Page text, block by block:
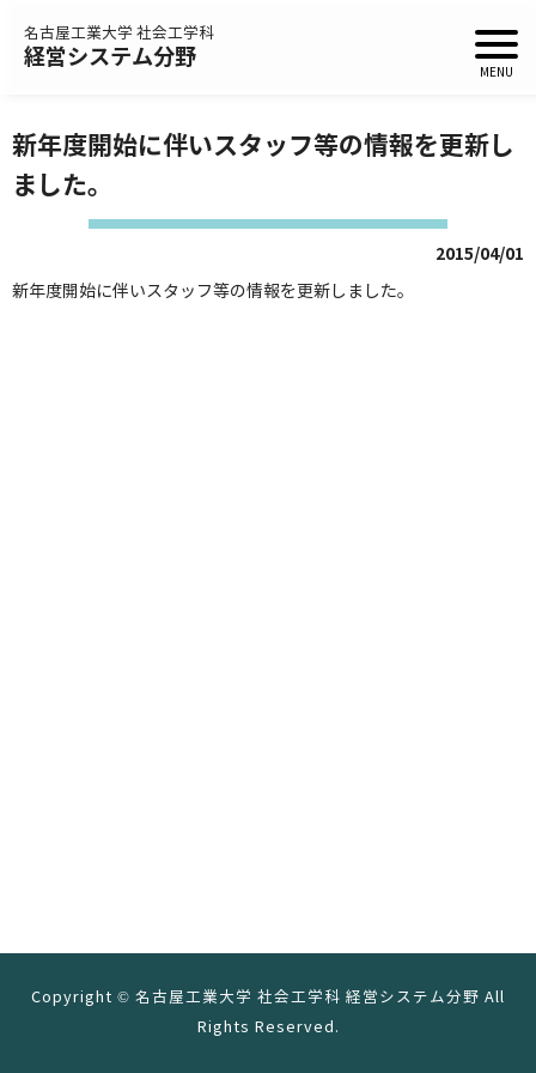
名古屋工業大学 社会工学科
経営システム分野
新年度開始に伴いスタッフ等の情報を更新し
ました。
2015/04/01
新年度開始に伴いスタッフ等の情報を更新しました。
Copyright © 名古屋工業大学 社会工学科 経営システム分野 All
Rights Reserved.